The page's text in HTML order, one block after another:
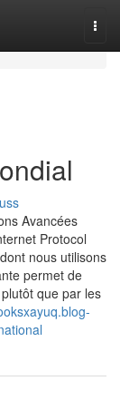
Avancées
Protocol
nous utilisons
permet de
que par les